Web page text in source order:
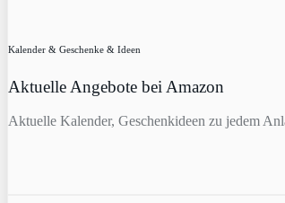
Kalender & Geschenke & Ideen
Aktuelle Angebote bei Amazon
Aktuelle Kalender, Geschenkideen zu jedem